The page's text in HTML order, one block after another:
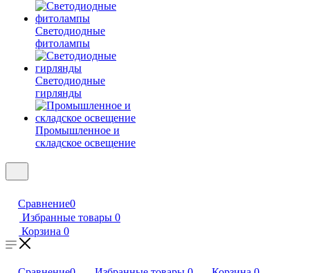
Светодиодные
фитолампы
Светодиодные
гирлянды
Промышленное и
складское освещение
Сравнение0
Избранные товары 0
Корзина 0